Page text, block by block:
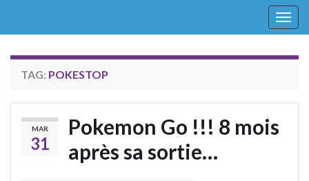
TAG: POKESTOP
MAR
31
Pokemon Go !!! 8 mois
après sa sortie…